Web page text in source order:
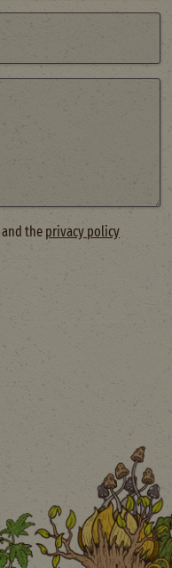
and the privacy policy